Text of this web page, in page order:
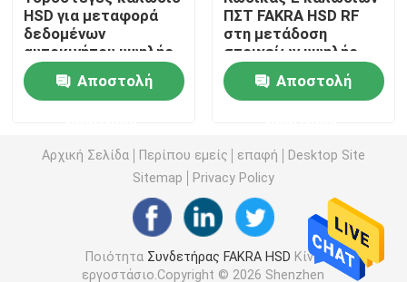
Καλώδιο επέκτασης FAKRA
Ομοαξονικό καλώδιο FAKRA
Προσαρμοστής κεραιών FAKRA
Καλώδιο FAKRA HSD
Καλώδιο HSD LVDS
HSD για μεταφορά
δεδομένων
αυτοκινήτου υψηλής
ταχύτητας
Αποστολή
ΠΣΤ FAKRA HSD RF
στη μετάδοση
στοιχείων υψηλής
ταχύτητας Ζ
Αποστολή
Αρχική Σελίδα Περίπου εμείς επαφή
Desktop Site
Sitemap
Privacy Policy
Ποιότητα Συνδετήρας FAKRA HSD Κίνα
εργοστάσιο.Copyright © 2026 Shenzhen